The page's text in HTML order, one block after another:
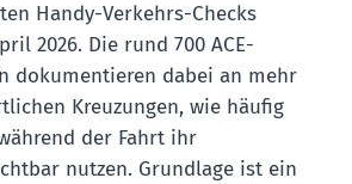
Handy-Verkehrs-Checks
2026. Die rund 700 ACE-
dokumentieren dabei an mehr
Kreuzungen, wie häufig
der Fahrt ihr
nutzen. Grundlage ist ein